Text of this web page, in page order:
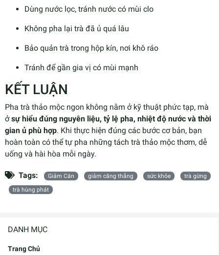
DANH MỤC
Trang Chủ
Dùng nước lọc, tránh nước có mùi clo
Không pha lại trà đã ủ quá lâu
Bảo quản trà trong hộp kín, nơi khô ráo
Tránh để gần gia vị có mùi mạnh
KẾT LUẬN
Pha trà thảo mộc ngon không nằm ở kỹ thuật phức tạp, mà
ởsự hiểu đúng nguyên liệu, tỷ lệ pha, nhiệt độ nước và thời
gian ủ phù hợp. Khi thực hiện đúng các bước cơ bản, bạn
hoàn toàn có thể tự pha những tách trà thảo mộc thơm, dễ
uống và hài hòa mỗi ngày.
Tags: Giảm Cân giảm căng thẳng sức khỏe
trà gừng
trà hùng phát